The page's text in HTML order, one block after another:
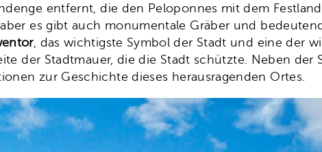
entfernt, die den Peloponnes mit dem
es gibt auch monumentale Gräber und
, das wichtigste Symbol der Stadt und eine der
der Stadtmauer, die die Stadt schützte. Neben der
zur Geschichte dieses herausragenden Ortes.